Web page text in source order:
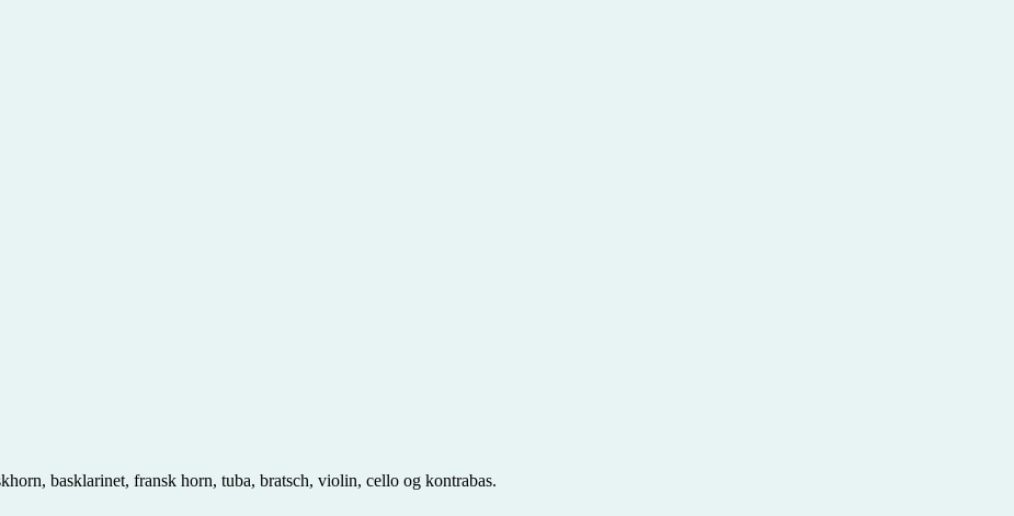
basklarinet, fransk horn, tuba, bratsch, violin, cello og kontrabas.